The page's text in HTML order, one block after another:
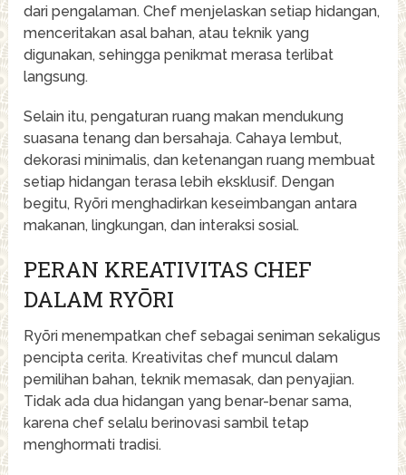
dari pengalaman. Chef menjelaskan setiap hidangan,
menceritakan asal bahan, atau teknik yang
digunakan, sehingga penikmat merasa terlibat
langsung.
Selain itu, pengaturan ruang makan mendukung
suasana tenang dan bersahaja. Cahaya lembut,
dekorasi minimalis, dan ketenangan ruang membuat
setiap hidangan terasa lebih eksklusif. Dengan
begitu, Ryōri menghadirkan keseimbangan antara
makanan, lingkungan, dan interaksi sosial.
PERAN KREATIVITAS CHEF
DALAM RYŌRI
Ryōri menempatkan chef sebagai seniman sekaligus
pencipta cerita. Kreativitas chef muncul dalam
pemilihan bahan, teknik memasak, dan penyajian.
Tidak ada dua hidangan yang benar-benar sama,
karena chef selalu berinovasi sambil tetap
menghormati tradisi.